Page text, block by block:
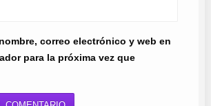
correo electrónico y web en
para la próxima vez que